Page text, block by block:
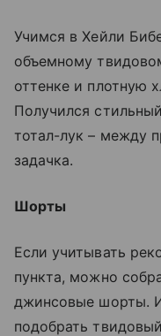
Учимся в Хейли
объемному
оттенке и плотную
Получился
тотал-лук – между
задачка.
Шорты
Если учитывать
пункта, можно
джинсовые шорты.
подобрать